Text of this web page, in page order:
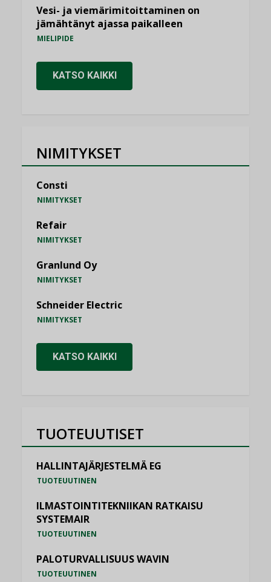
Vesi- ja viemärimitoittaminen on
jämähtänyt ajassa paikalleen
MIELIPIDE
KATSO KAIKKI
NIMITYKSET
Consti
NIMITYKSET
Refair
NIMITYKSET
Granlund Oy
NIMITYKSET
Schneider Electric
NIMITYKSET
KATSO KAIKKI
TUOTEUUTISET
HALLINTAJÄRJESTELMÄ EG
TUOTEUUTINEN
ILMASTOINTITEKNIIKAN RATKAISU
SYSTEMAIR
TUOTEUUTINEN
PALOTURVALLISUUS WAVIN
TUOTEUUTINEN